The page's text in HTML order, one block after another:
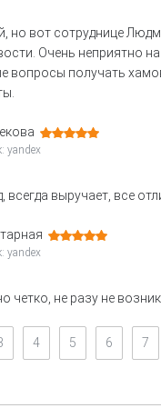
но вот сотруднице
Очень неприятно
вопросы получать
yandex
выручает, все
yandex
четко, не разу не
4 5 6 7